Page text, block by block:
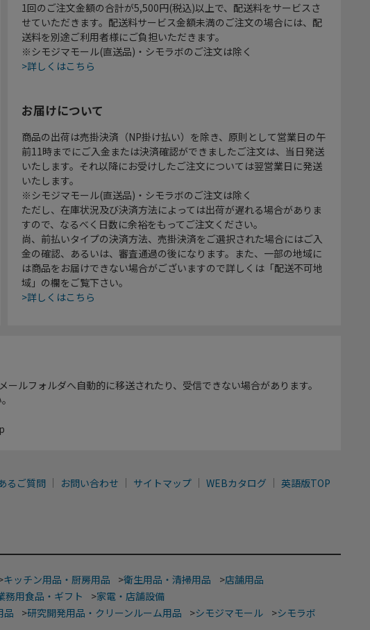
1回のご注文金額の合計が5,500円(税込)以上で、配送料をサービスさ
せていただきます。配送料サービス金額未満のご注文の場合には、配
送料を別途ご利用者様にご負担いただきます。
※シモジマモール(直送品)・シモラボのご注文は除く
>詳しくはこちら
お届けについて
商品の出荷は売掛決済（NP掛け払い）を除き、原則として営業日の午
前11時までにご入金または決済確認ができましたご注文は、当日発送
いたします。それ以降にお受けしたご注文については翌営業日に発送
いたします。
※シモジマモール(直送品)・シモラボのご注文は除く
ただし、在庫状況及び決済方法によっては出荷が遅れる場合がありま
すので、なるべく日数に余裕をもってご注文ください。
尚、前払いタイプの決済方法、売掛決済をご選択された場合にはご入
金の確認、あるいは、審査通過の後になります。また、一部の地域に
は商品をお届けできない場合がございますので詳しくは「配送不可地
域」の欄をご覧下さい。
>詳しくはこちら
ルフォルダへ自動的に移送されたり、受信できない場合があります。
るご質問 お問い合わせ サイトマップ WEBカタログ 英語版TOP
キッチン用品・厨房用品 >衛生用品・清掃用品 >店舗用品
務用食品・ギフト >家電・店舗設備
品 >研究開発用品・クリーンルーム用品 >シモジマモール >シモラボ